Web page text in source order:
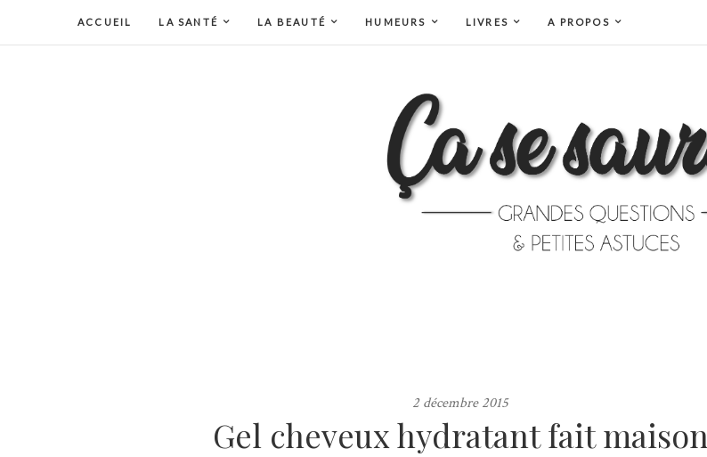
ACCUEIL LA SANTÉ LA BEAUTÉ HUMEURS LIVRES A PROPOS
2 décembre 2015
Gel cheveux hydratant fait maison